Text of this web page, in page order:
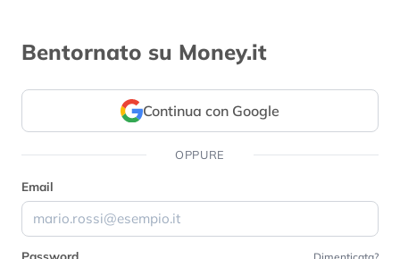
Bentornato su Money.it
Continua con Google
OPPURE
Email
Password